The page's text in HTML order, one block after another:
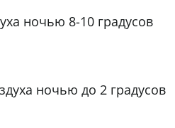
ночью 8-10 градусов
ночью до 2 градусов